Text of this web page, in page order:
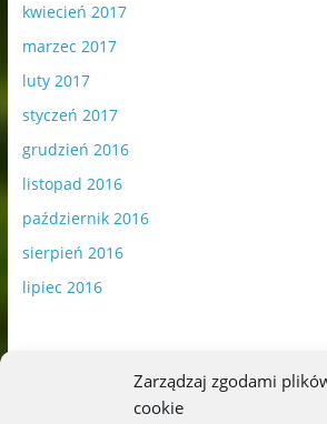
Zarządzaj zgodami
cookie
kwiecień 2017
marzec 2017
luty 2017
styczeń 2017
grudzień 2016
listopad 2016
październik 2016
sierpień 2016
lipiec 2016